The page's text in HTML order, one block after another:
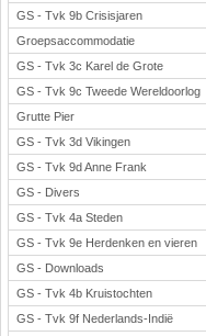
GS - Tvk 9b Crisisjaren
Groepsaccommodatie
GS - Tvk 3c Karel de Grote
GS - Tvk 9c Tweede Wereldoorlog
Grutte Pier
GS - Tvk 3d Vikingen
GS - Tvk 9d Anne Frank
GS - Divers
GS - Tvk 4a Steden
GS - Tvk 9e Herdenken en vieren
GS - Downloads
GS - Tvk 4b Kruistochten
GS - Tvk 9f Nederlands-Indië